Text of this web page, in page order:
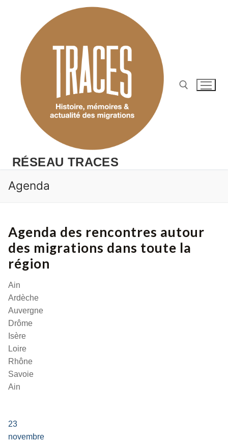
RÉSEAU TRACES
Agenda
Agenda des rencontres autour
des migrations dans toute la
région
Ain
Ardèche
Auvergne
Drôme
Isère
Loire
Rhône
Savoie
Ain
23
novembre